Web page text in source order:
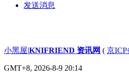
发送消息
小黑屋|KNIFRIEND 资讯网 ( 京ICP
GMT+8, 2026-8-9 20:14